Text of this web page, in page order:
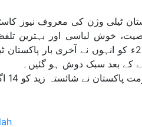
2012ء کو انہوں نے آخری بار
کے بعد سبک دوش ہو گئیں۔
نے شائستہ زید کو 14 اگست 1988ء کو صدارتی تمغہ برائے حسن کارکردگی عطا کیا تھا۔